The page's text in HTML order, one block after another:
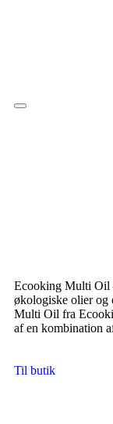
Hamburger Toggle
Ecooking Multi Oil
økologiske olier og
Multi Oil fra
af en kombination
Til butik